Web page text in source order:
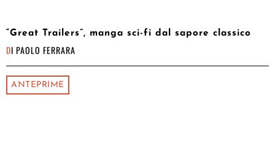
“Great Trailers”, manga sci-fi dal sapore classico
DI PAOLO FERRARA
ANTEPRIME